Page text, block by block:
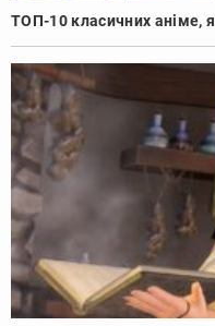
ТОП-10 класичних аніме,